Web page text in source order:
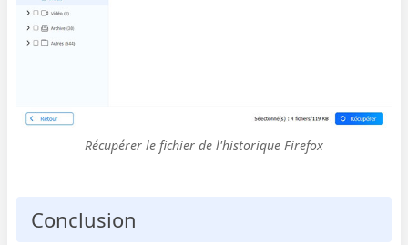
Récupérer le fichier de l'historique Firefox
Conclusion